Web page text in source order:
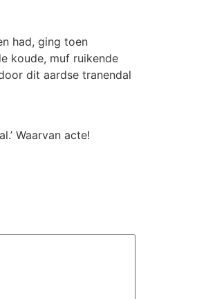
had, ging toen
koude, muf ruikende
dit aardse tranendal
Waarvan acte!